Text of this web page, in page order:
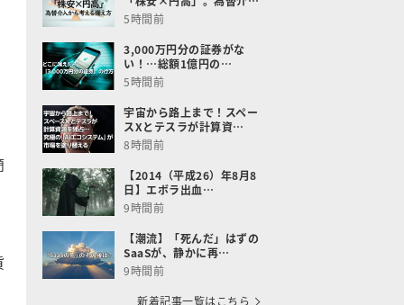
5時間前
3,000万円分の証券がな
い！…総額1億円の…
5時間前
宇宙から路上まで！スペー
スXとテスラが計算資…
8時間前
【2014（平成26）年8月8
日】エボラ出血…
9時間前
【潮流】「死んだ」はずの
SaaSが、静かに再…
9時間前
新着記事一覧はこちら